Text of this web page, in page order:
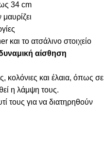
34 cm
το ατσάλινο στοιχείο
αίσθηση
κολόνιες και έλαια, όπως σε
η λάμψη τους.
τους για να διατηρηθούν